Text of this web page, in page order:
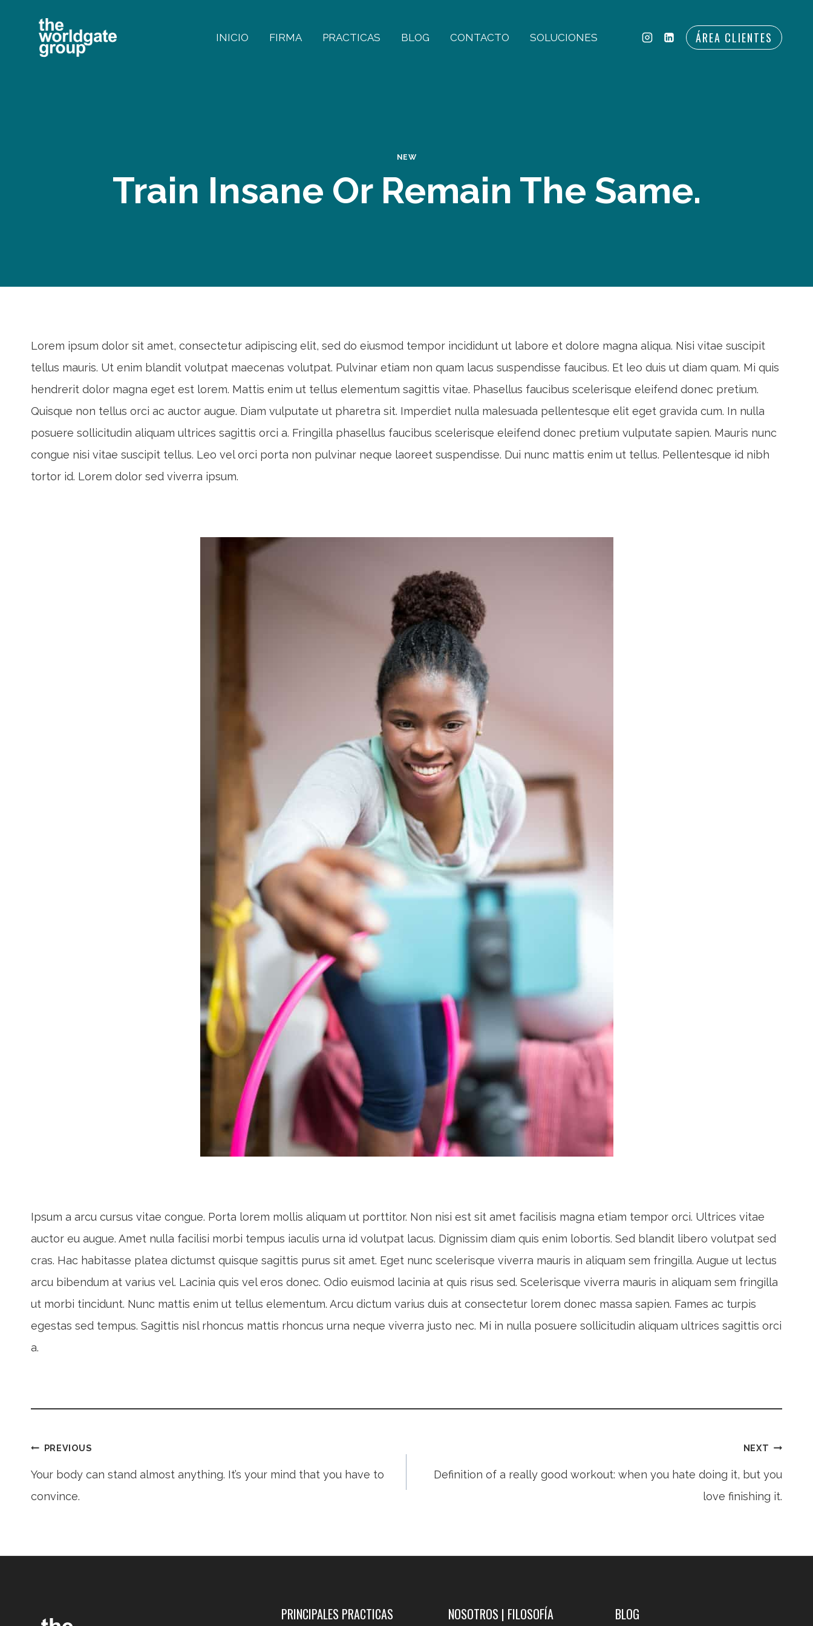
content
INICIO FIRMA PRACTICAS BLOG CONTACTO SOLUCIONES ÁREA CLIENTES
NEW
Train Insane Or Remain The Same.
Lorem ipsum dolor sit amet, consectetur adipiscing elit, sed do eiusmod tempor incididunt ut labore et dolore magna aliqua. Nisi vitae suscipit
tellus mauris. Ut enim blandit volutpat maecenas volutpat. Pulvinar etiam non quam lacus suspendisse faucibus. Et leo duis ut diam quam. Mi quis
hendrerit dolor magna eget est lorem. Mattis enim ut tellus elementum sagittis vitae. Phasellus faucibus scelerisque eleifend donec pretium.
Quisque non tellus orci ac auctor augue. Diam vulputate ut pharetra sit. Imperdiet nulla malesuada pellentesque elit eget gravida cum. In nulla
posuere sollicitudin aliquam ultrices sagittis orci a. Fringilla phasellus faucibus scelerisque eleifend donec pretium vulputate sapien. Mauris nunc
congue nisi vitae suscipit tellus. Leo vel orci porta non pulvinar neque laoreet suspendisse. Dui nunc mattis enim ut tellus. Pellentesque id nibh
tortor id. Lorem dolor sed viverra ipsum.
Ipsum a arcu cursus vitae congue. Porta lorem mollis aliquam ut porttitor. Non nisi est sit amet facilisis magna etiam tempor orci. Ultrices vitae
auctor eu augue. Amet nulla facilisi morbi tempus iaculis urna id volutpat lacus. Dignissim diam quis enim lobortis. Sed blandit libero volutpat sed
cras. Hac habitasse platea dictumst quisque sagittis purus sit amet. Eget nunc scelerisque viverra mauris in aliquam sem fringilla. Augue ut lectus
arcu bibendum at varius vel. Lacinia quis vel eros donec. Odio euismod lacinia at quis risus sed. Scelerisque viverra mauris in aliquam sem fringilla
ut morbi tincidunt. Nunc mattis enim ut tellus elementum. Arcu dictum varius duis at consectetur lorem donec massa sapien. Fames ac turpis
egestas sed tempus. Sagittis nisl rhoncus mattis rhoncus urna neque viverra justo nec. Mi in nulla posuere sollicitudin aliquam ultrices sagittis orci
a.
Post
PREVIOUS
Your body can stand almost anything. It’s your mind that you have to
convince.
NEXT
Definition of a really good workout: when you hate doing it, but you
love finishing it.
PRINCIPALES PRACTICAS NOSOTROS | FILOSOFÍA BLOG